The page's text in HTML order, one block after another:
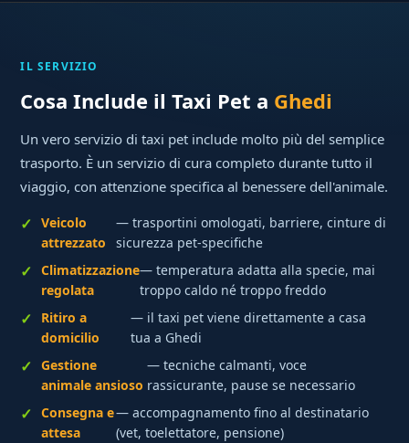
IL SERVIZIO
Cosa Include il Taxi Pet a Ghedi
Un vero servizio di taxi pet include molto più del semplice
trasporto. È un servizio di cura completo durante tutto il
viaggio, con attenzione specifica al benessere dell'animale.
Veicolo
attrezzato
— trasportini omologati, barriere, cinture di
sicurezza pet-specifiche
Climatizzazione
regolata
— temperatura adatta alla specie, mai
troppo caldo né troppo freddo
Ritiro a
domicilio
— il taxi pet viene direttamente a casa
tua a Ghedi
Gestione
animale ansioso
— tecniche calmanti, voce
rassicurante, pause se necessario
Consegna e
attesa
— accompagnamento fino al destinatario
(vet, toelettatore, pensione)